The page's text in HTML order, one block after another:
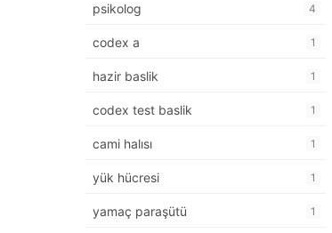
psikolog 4
codex a 1
hazir baslik 1
codex test baslik 1
cami halısı 1
yük hücresi 1
yamaç paraşütü 1